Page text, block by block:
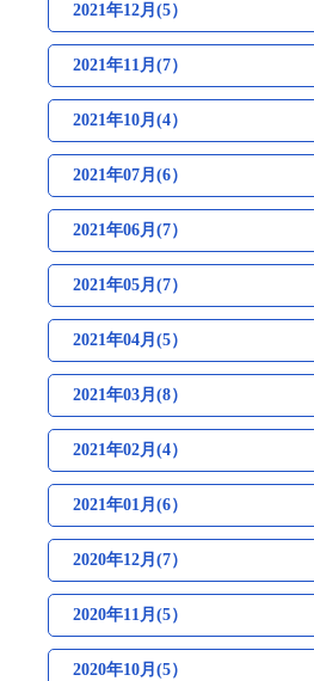
2021年12月(5）
2021年11月(7）
2021年10月(4）
2021年07月(6）
2021年06月(7）
2021年05月(7）
2021年04月(5）
2021年03月(8）
2021年02月(4）
2021年01月(6）
2020年12月(7）
2020年11月(5）
2020年10月(5）